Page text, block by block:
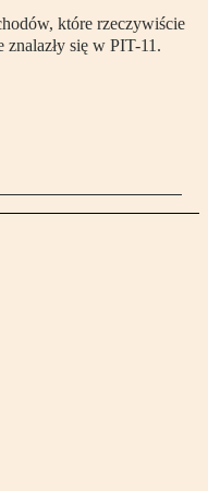
które rzeczywiście
się w PIT-11.